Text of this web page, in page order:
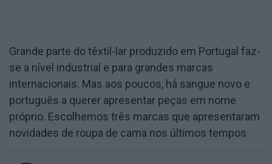
Grande parte do têxtil-lar produzido em Portugal faz-
se a nível industrial e para grandes marcas
internacionais. Mas aos poucos, há sangue novo e
português a querer apresentar peças em nome
próprio. Escolhemos três marcas que apresentaram
novidades de roupa de cama nos últimos tempos